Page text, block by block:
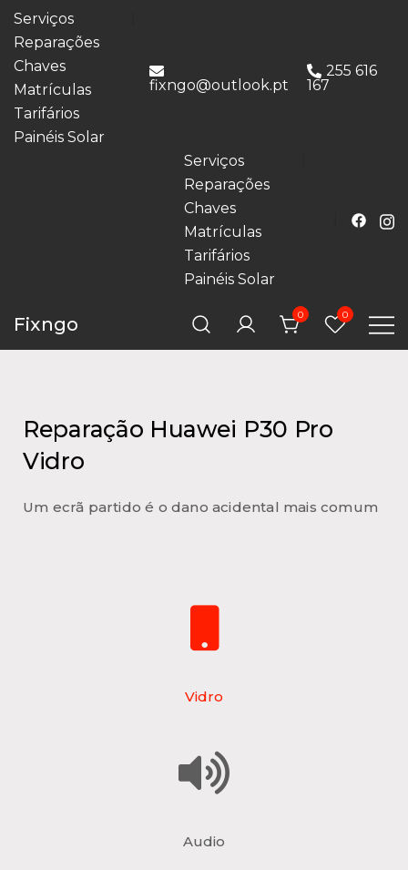
Serviços
Reparações
Chaves
Matrículas
Tarifários
Painéis Solar
fixngo@outlook.pt
255 616
167
Serviços
Reparações
Chaves
Matrículas
Tarifários
Painéis Solar
Fixngo 0 0
Reparação Huawei P30 Pro
Vidro
Um ecrã partido é o dano acidental mais comum
Vidro
Audio